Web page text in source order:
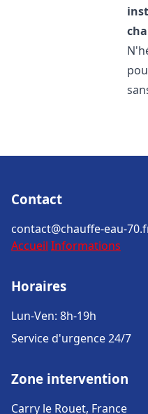
Contact
contact@chauffe-eau-
Accueil Informations
Horaires
Lun-Ven: 8h-19h
Service d'urgence 24/7
Zone intervention
Carry le Rouet, France